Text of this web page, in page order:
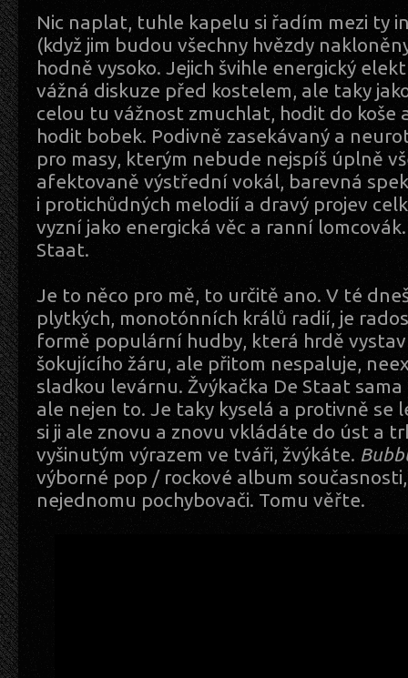
Nic naplat, tuhle kapelu si řadím mezi ty
(když jim budou všechny hvězdy
hodně vysoko. Jejich švihle energický
vážná diskuze před kostelem, ale taky
celou tu vážnost zmuchlat, hodit do koše
hodit bobek. Podivně zasekávaný a
pro masy, kterým nebude nejspíš úplně
afektovaně výstřední vokál, barevná
i protichůdných melodií a dravý projev
vyzní jako energická věc a ranní
Staat.
Je to něco pro mě, to určitě ano. V té
plytkých, monotónních králů radií, je
formě populární hudby, která hrdě
šokujícího žáru, ale přitom nespaluje,
sladkou levárnu. Žvýkačka De Staat
ale nejen to. Je taky kyselá a protivně se
si ji ale znovu a znovu vkládáte do úst a
vyšinutým výrazem ve tváři, žvýkáte.
výborné pop / rockové album
nejednomu pochybovači. Tomu věřte.